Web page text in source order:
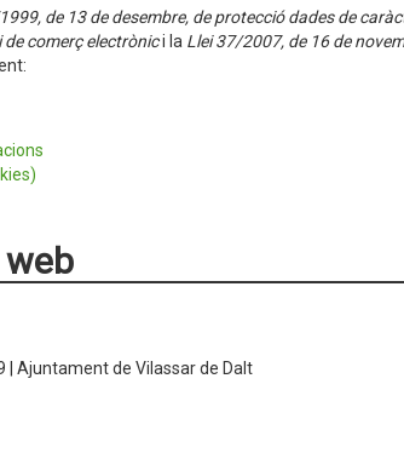
de 13 de desembre, de protecció dades de
de comerç electrònici la Llei 37/2007, de 16 de
| Ajuntament de Vilassar de Dalt